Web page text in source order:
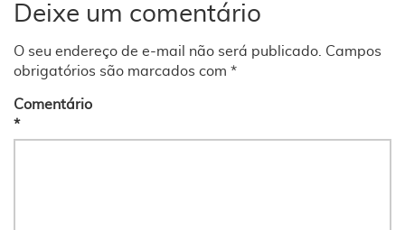
Deixe um comentário
O seu endereço de e-mail não será publicado. Campos
obrigatórios são marcados com *
Comentário
*